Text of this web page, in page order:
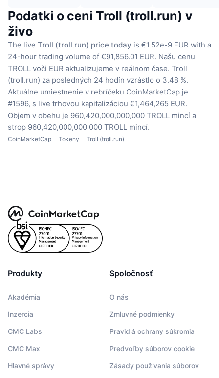
Podatki o ceni Troll (troll.run) v
živo
The live Troll (troll.run) price today is €1.52e-9 EUR with a
24-hour trading volume of €91,856.01 EUR. Našu cenu
TROLL voči EUR aktualizujeme v reálnom čase. Troll
(troll.run) za posledných 24 hodín vzrástlo o 3.48 %.
Aktuálne umiestnenie v rebríčeku CoinMarketCap je
#1596, s live trhovou kapitalizáciou €1,464,265 EUR.
Objem v obehu je 960,420,000,000,000 TROLL mincí a
strop 960,420,000,000,000 TROLL mincí.
CoinMarketCap Tokeny Troll (troll.run)
Produkty
Akadémia
Inzercia
CMC Labs
CMC Max
Hlavné správy
Spoločnosť
O nás
Zmluvné podmienky
Pravidlá ochrany súkromia
Predvoľby súborov cookie
Zásady používania súborov